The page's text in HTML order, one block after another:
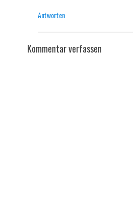
Antworten
Kommentar verfassen